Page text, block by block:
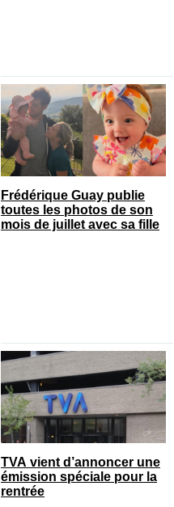
Frédérique Guay publie
toutes les photos de son
mois de juillet avec sa fille
TVA vient d’annoncer une
émission spéciale pour la
rentrée